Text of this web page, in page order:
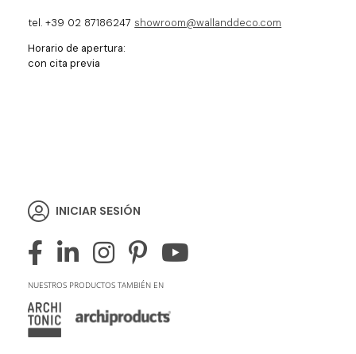
tel. +39 02 87186247 showroom@wallanddeco.com
Horario de apertura:
con cita previa
INICIAR SESIÓN
NUESTROS PRODUCTOS TAMBIÉN EN